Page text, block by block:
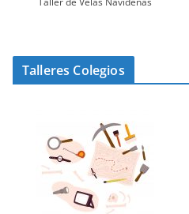
Talleres Colegios